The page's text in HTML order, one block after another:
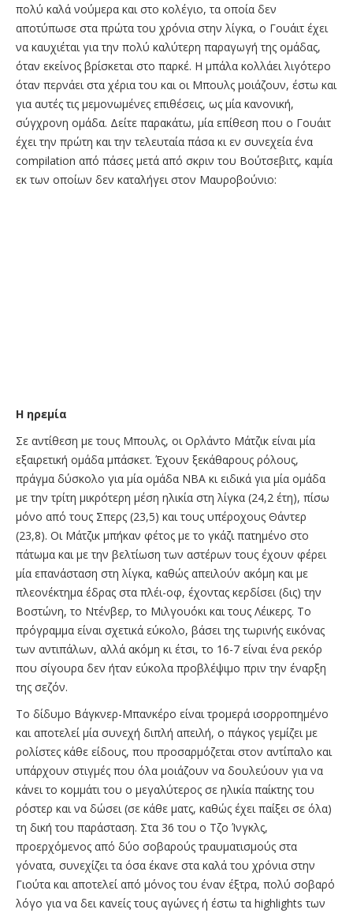
πολύ καλά νούμερα και στο κολέγιο, τα οποία δεν
αποτύπωσε στα πρώτα του χρόνια στην λίγκα, ο Γουάιτ έχει
να καυχιέται για την πολύ καλύτερη παραγωγή της ομάδας,
όταν εκείνος βρίσκεται στο παρκέ. Η μπάλα κολλάει λιγότερο
όταν περνάει στα χέρια του και οι Μπουλς μοιάζουν, έστω και
για αυτές τις μεμονωμένες επιθέσεις, ως μία κανονική,
σύγχρονη ομάδα. Δείτε παρακάτω, μία επίθεση που ο Γουάιτ
έχει την πρώτη και την τελευταία πάσα κι εν συνεχεία ένα
compilation από πάσες μετά από σκριν του Βούτσεβιτς, καμία
εκ των οποίων δεν καταλήγει στον Μαυροβούνιο:
Η ηρεμία
Σε αντίθεση με τους Μπουλς, οι Ορλάντο Μάτζικ είναι μία
εξαιρετική ομάδα μπάσκετ. Έχουν ξεκάθαρους ρόλους,
πράγμα δύσκολο για μία ομάδα ΝΒΑ κι ειδικά για μία ομάδα
με την τρίτη μικρότερη μέση ηλικία στη λίγκα (24,2 έτη), πίσω
μόνο από τους Σπερς (23,5) και τους υπέροχους Θάντερ
(23,8). Οι Μάτζικ μπήκαν φέτος με το γκάζι πατημένο στο
πάτωμα και με την βελτίωση των αστέρων τους έχουν φέρει
μία επανάσταση στη λίγκα, καθώς απειλούν ακόμη και με
πλεονέκτημα έδρας στα πλέι-οφ, έχοντας κερδίσει (δις) την
Βοστώνη, το Ντένβερ, το Μιλγουόκι και τους Λέικερς. Το
πρόγραμμα είναι σχετικά εύκολο, βάσει της τωρινής εικόνας
των αντιπάλων, αλλά ακόμη κι έτσι, το 16-7 είναι ένα ρεκόρ
που σίγουρα δεν ήταν εύκολα προβλέψιμο πριν την έναρξη
της σεζόν.
Το δίδυμο Βάγκνερ-Μπανκέρο είναι τρομερά ισορροπημένο
και αποτελεί μία συνεχή διπλή απειλή, ο πάγκος γεμίζει με
ρολίστες κάθε είδους, που προσαρμόζεται στον αντίπαλο και
υπάρχουν στιγμές που όλα μοιάζουν να δουλεύουν για να
κάνει το κομμάτι του ο μεγαλύτερος σε ηλικία παίκτης του
ρόστερ και να δώσει (σε κάθε ματς, καθώς έχει παίξει σε όλα)
τη δική του παράσταση. Στα 36 του ο Τζο Ίνγκλς,
προερχόμενος από δύο σοβαρούς τραυματισμούς στα
γόνατα, συνεχίζει τα όσα έκανε στα καλά του χρόνια στην
Γιούτα και αποτελεί από μόνος του έναν έξτρα, πολύ σοβαρό
λόγο για να δει κανείς τους αγώνες ή έστω τα highlights των